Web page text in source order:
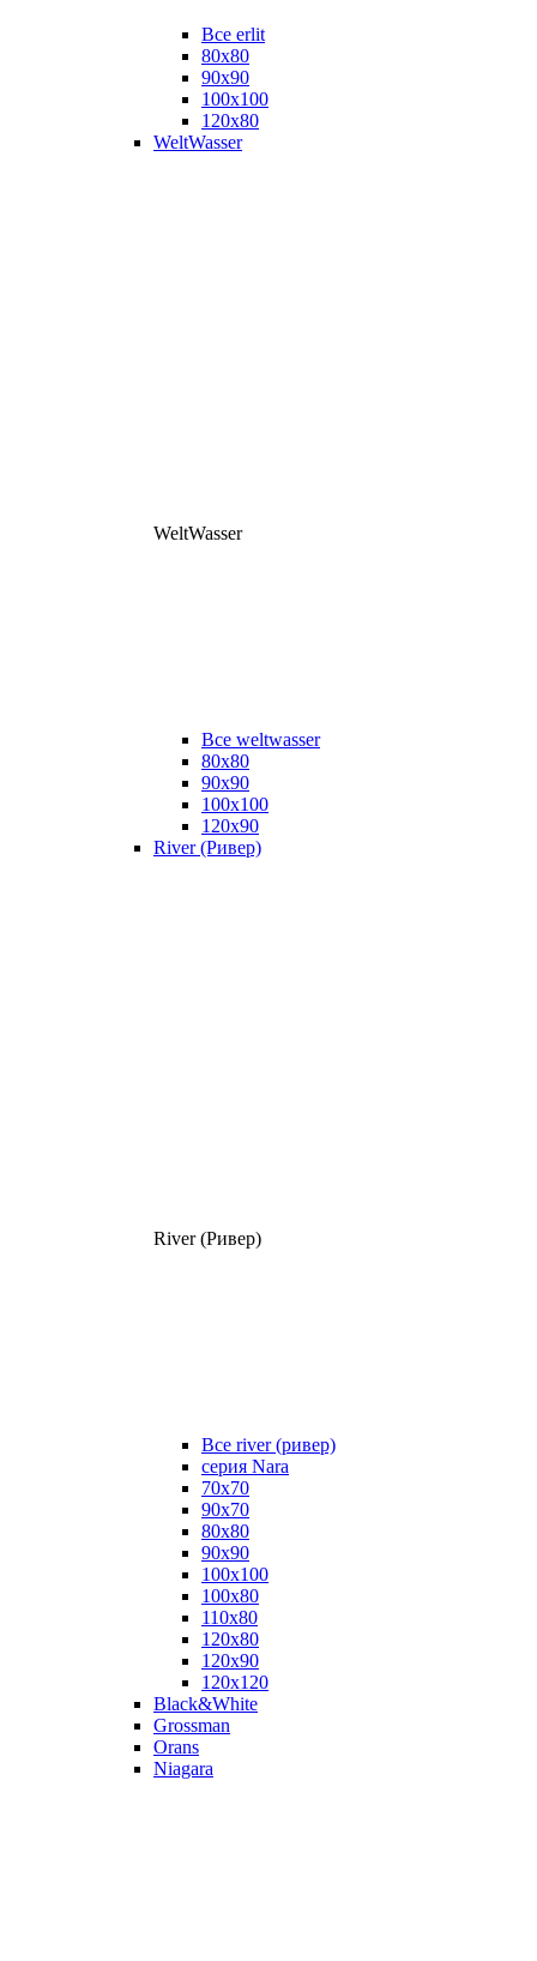
Все erlit
80x80
90x90
100x100
120x80
WeltWasser
WeltWasser
Все weltwasser
80x80
90x90
100x100
120x90
River (Ривер)
River (Ривер)
Все river (ривер)
серия Nara
70х70
90х70
80x80
90x90
100x100
100х80
110х80
120x80
120х90
120х120
Black&White
Grossman
Orans
Niagara